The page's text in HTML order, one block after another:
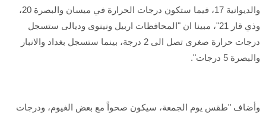
والديوانية 17، فيما ستكون درجات الحرارة في ميسان والبصرة 20،
وذي قار 21"، مبينا ان "المحافظات اربيل ونينوى وديالى ستسجل
درجات حرارة صغرى تصل الى 2 درجة، بينما ستسجل بغداد والانبار
والبصرة 5 درجات".
وأضاف "طقس يوم الجمعة، سيكون صحواً مع بعض الغيوم، ودرجات